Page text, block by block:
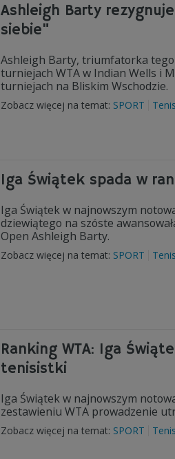
Ashleigh Barty
siebie"
Ashleigh Barty, triumfatorka
turniejach WTA w Indian Wells i
turniejach na Bliskim Wschodzie.
Zobacz więcej na temat: SPORT Tenis
Iga Świątek spada w
Iga Świątek w najnowszym
dziewiątego na szóste
Open Ashleigh Barty.
Zobacz więcej na temat: SPORT Tenis
Ranking WTA: Iga
tenisistki
Iga Świątek w najnowszym
zestawieniu WTA prowadzenie
Zobacz więcej na temat: SPORT Tenis